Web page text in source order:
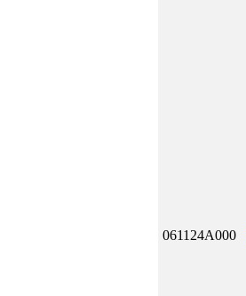
061124A000